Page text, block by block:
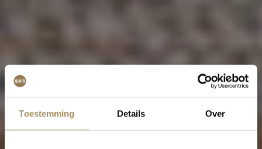
Toestemming Details Over